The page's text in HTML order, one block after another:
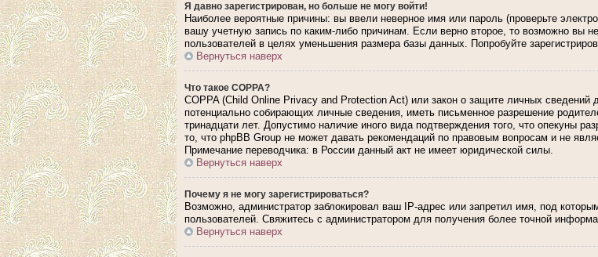
Я давно зарегистрирован, но больше не могу войти!
Наиболее вероятные причины: вы ввели неверное имя или пароль (проверьте
вашу учетную запись по каким-либо причинам. Если верно второе, то возможно вы
пользователей в целях уменьшения размера базы данных. Попробуйте
Вернуться наверх
Что такое COPPA?
COPPA (Child Online Privacy and Protection Act) или закон о защите личных
потенциально собирающих личные сведения, иметь письменное разрешение
тринадцати лет. Допустимо наличие иного вида подтверждения того, что опекуны
то, что phpBB Group не может давать рекомендаций по правовым вопросам и не
Примечание переводчика: в России данный акт не имеет юридической силы.
Вернуться наверх
Почему я не могу зарегистрироваться?
Возможно, администратор заблокировал ваш IP-адрес или запретил имя, под
пользователей. Свяжитесь с администратором для получения более точной
Вернуться наверх